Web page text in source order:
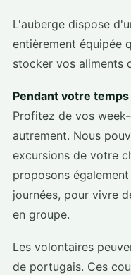
L'auberge dispose
entièrement équipée
stocker vos aliments
Pendant votre
Profitez de vos
autrement. Nous
excursions de votre
proposons
journées, pour vivre
en groupe.
Les volontaires
de portugais. Ces